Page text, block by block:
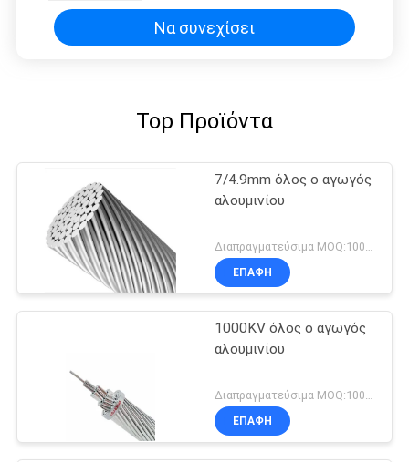
Να συνεχίσει
Top Προϊόντα
7/4.9mm όλος ο αγωγός
αλουμινίου
Διαπραγματεύσιμα MOQ:1000M
ΕΠΑΦΉ
1000KV όλος ο αγωγός
αλουμινίου
ΕΠΑΦΉ